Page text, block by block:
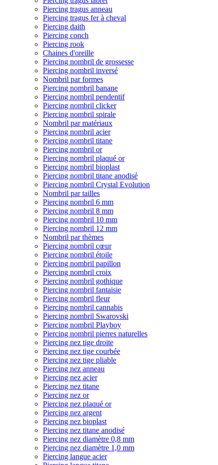
Piercing tragus anneau
Piercing tragus fer à cheval
Piercing daith
Piercing conch
Piercing rook
Chaines d'oreille
Piercing nombril de grossesse
Piercing nombril inversé
Nombril par formes
Piercing nombril banane
Piercing nombril pendentif
Piercing nombril clicker
Piercing nombril spirale
Nombril par matériaux
Piercing nombril acier
Piercing nombril titane
Piercing nombril or
Piercing nombril plaqué or
Piercing nombril bioplast
Piercing nombril titane anodisé
Piercing nombril Crystal Evolution
Nombril par tailles
Piercing nombril 6 mm
Piercing nombril 8 mm
Piercing nombril 10 mm
Piercing nombril 12 mm
Nombril par thèmes
Piercing nombril cœur
Piercing nombril étoile
Piercing nombril papillon
Piercing nombril croix
Piercing nombril gothique
Piercing nombril fantaisie
Piercing nombril fleur
Piercing nombril cannabis
Piercing nombril Swarovski
Piercing nombril Playboy
Piercing nombril pierres naturelles
Piercing nez tige droite
Piercing nez tige courbée
Piercing nez tige pliable
Piercing nez anneau
Piercing nez acier
Piercing nez titane
Piercing nez or
Piercing nez plaqué or
Piercing nez argent
Piercing nez bioplast
Piercing nez titane anodisé
Piercing nez diamètre 0,8 mm
Piercing nez diamètre 1,0 mm
Piercing langue acier